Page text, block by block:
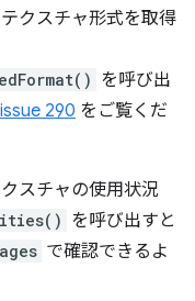
クスチャ形式を取得
を呼び出
issue 290 をご覧くだ
スチャの使用状況
を呼び出すと
で確認できるよ